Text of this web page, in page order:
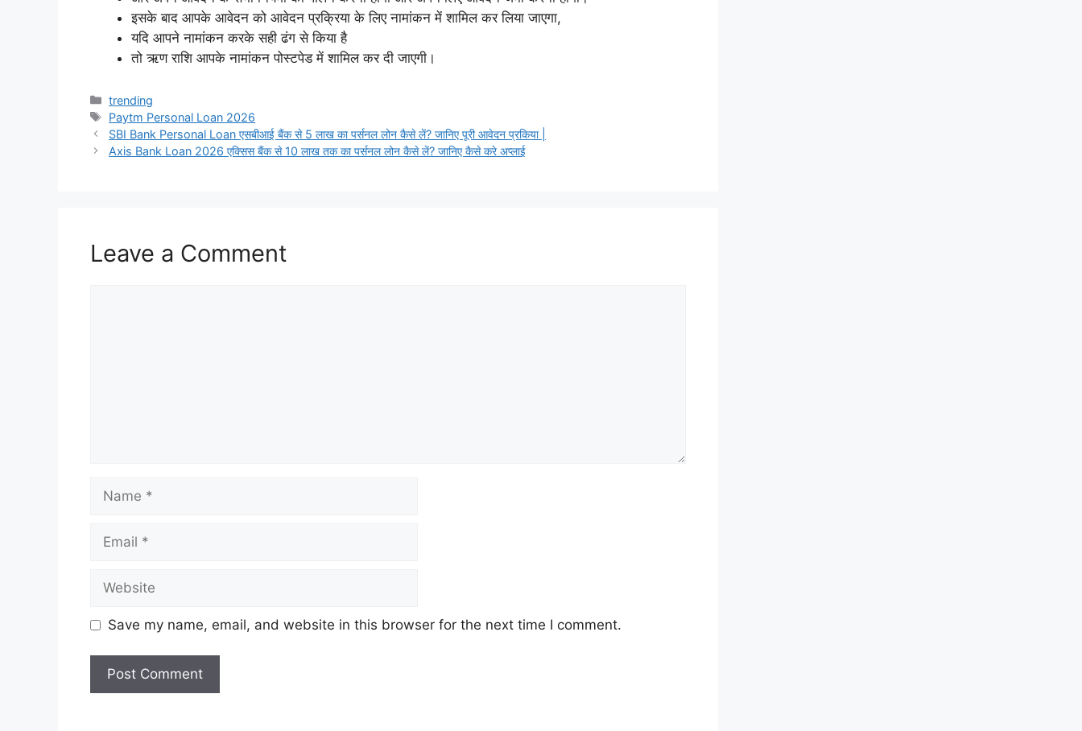
इसके बाद आपके आवेदन को आवेदन प्रक्रिया के लिए नामांकन में शामिल कर लिया जाएगा,
यदि आपने नामांकन करके सही ढंग से किया है
तो ऋण राशि आपके नामांकन पोस्टपेड में शामिल कर दी जाएगी।
Categories
trending
Tags
Paytm Personal Loan 2026
SBI Bank Personal Loan एसबीआई बैंक से 5 लाख का पर्सनल लोन कैसे लें? जानिए पूरी आवेदन प्रकिया |
Axis Bank Loan 2026 एक्सिस बैंक से 10 लाख तक का पर्सनल लोन कैसे लें? जानिए कैसे करे अप्लाई
Leave a Comment
Save my name, email, and website in this browser for the next time I comment.